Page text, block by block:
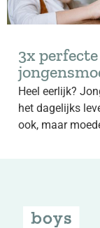
3x
Heel eerlijk?
het dagelijks
ook, maar